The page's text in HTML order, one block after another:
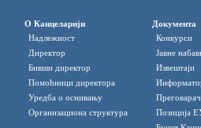
О Канцеларији
Надлежност
Директор
Бивши директор
Помоћници директора
Уредба о оснивању
Организациона структура
Документа
Конкурси
Јавне
Извештаји
Позиција